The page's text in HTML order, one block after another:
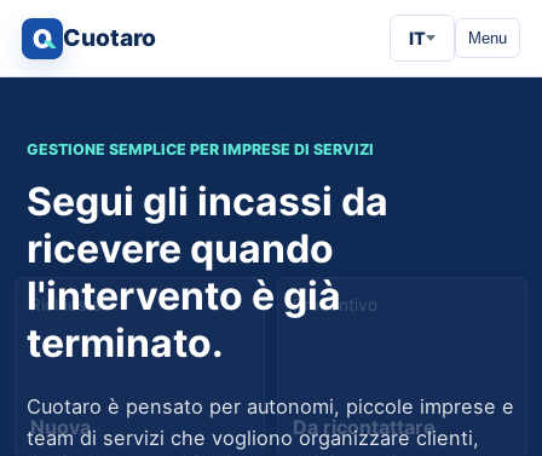
Cuotaro IT Menu
Richiesta
Nuova
Preventivo
Da ricontattare
GESTIONE SEMPLICE PER IMPRESE DI SERVIZI
Segui gli incassi da
ricevere quando
l'intervento è già
terminato.
Cuotaro è pensato per autonomi, piccole imprese e
team di servizi che vogliono organizzare clienti,